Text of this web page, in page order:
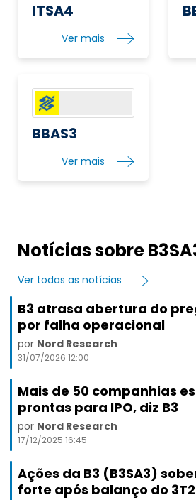
ITSA4
Ver mais
BBAS3
Ver mais
Notícias sobre
Ver todas as notícias
B3 atrasa abertura do
por falha operacional
por Nord Research
31/07/2026 12:00
Mais de 50 companhias
prontas para IPO, diz B3
por Nord Research
17/12/2025 16:45
Ações da B3 (B3SA3)
forte após balanço do